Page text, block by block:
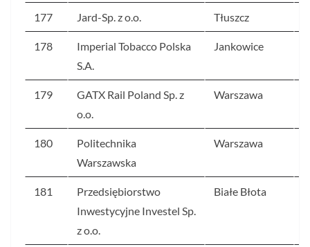
177 Jard-Sp. z o.o. Tłuszcz
178
Imperial Tobacco Polska
S.A.
Jankowice
179
GATX Rail Poland Sp. z
o.o.
Warszawa
180
Politechnika
Warszawska
Warszawa
181
Przedsiębiorstwo
Inwestycyjne Investel Sp.
z o.o.
Białe Błota